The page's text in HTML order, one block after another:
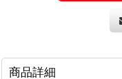
商品詳細